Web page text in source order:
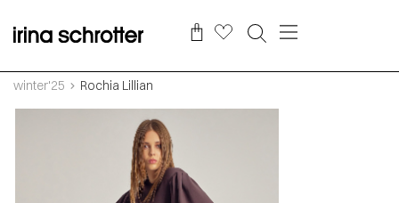
winter'25 Rochia Lillian